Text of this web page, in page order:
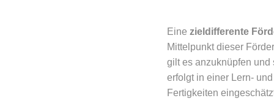
Eine zieldifferente
Mittelpunkt dieser
gilt es anzuknüpfen
erfolgt in einer Lern-
Fertigkeiten